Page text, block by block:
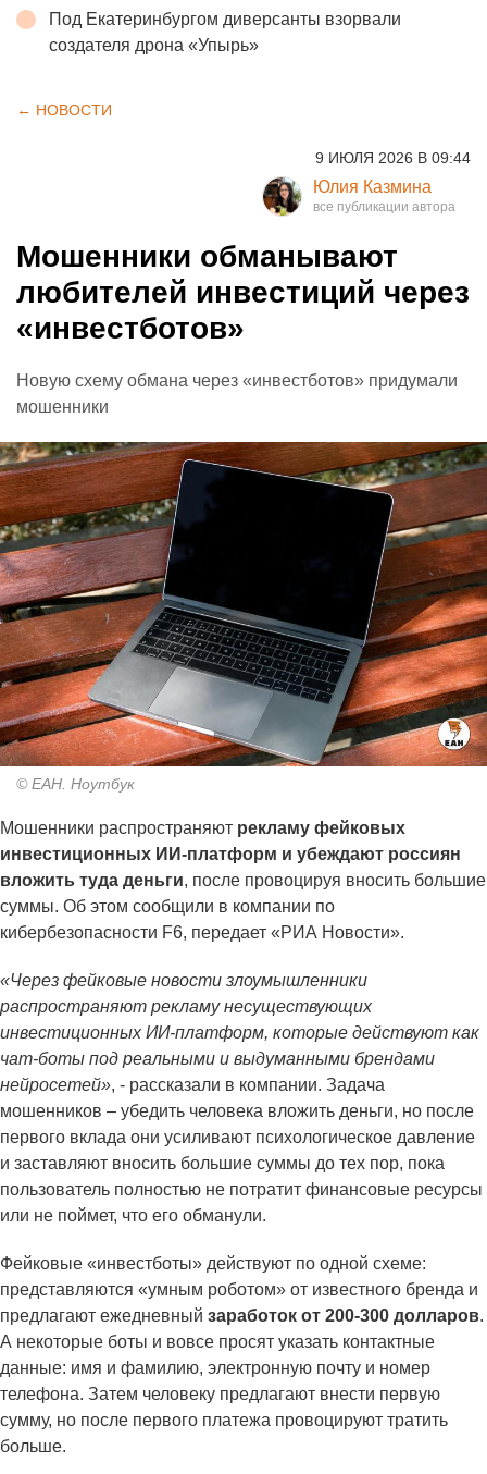
Под Екатеринбургом диверсанты взорвали
создателя дрона «Упырь»
← НОВОСТИ
9 ИЮЛЯ 2026 В 09:44
Юлия Казмина
Мошенники обманывают
любителей инвестиций через
«инвестботов»
Новую схему обмана через «инвестботов» придумали
мошенники
© ЕАН. Ноутбук
Мошенники распространяют рекламу фейковых
инвестиционных ИИ-платформ и убеждают россиян
вложить туда деньги, после провоцируя вносить большие
суммы. Об этом сообщили в компании по
кибербезопасности F6, передает «РИА Новости».
«Через фейковые новости злоумышленники
распространяют рекламу несуществующих
инвестиционных ИИ-платформ, которые действуют как
чат-боты под реальными и выдуманными брендами
нейросетей», - рассказали в компании. Задача
мошенников – убедить человека вложить деньги, но после
первого вклада они усиливают психологическое давление
и заставляют вносить большие суммы до тех пор, пока
пользователь полностью не потратит финансовые ресурсы
или не поймет, что его обманули.
Фейковые «инвестботы» действуют по одной схеме:
представляются «умным роботом» от известного бренда и
предлагают ежедневный заработок от 200-300 долларов.
А некоторые боты и вовсе просят указать контактные
данные: имя и фамилию, электронную почту и номер
телефона. Затем человеку предлагают внести первую
сумму, но после первого платежа провоцируют тратить
больше.